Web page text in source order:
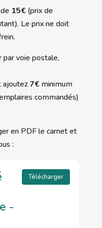
15€(prix de
Le prix ne doit
par voie postale,
ajoutez 7€minimum
commandés)
en PDF le carnet et
:
-
Télécharger